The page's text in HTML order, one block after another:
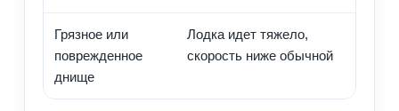
Грязное или
поврежденное
днище
Лодка идет тяжело,
скорость ниже обычной